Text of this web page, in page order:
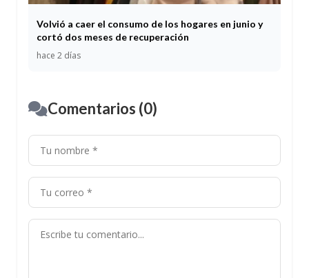
Volvió a caer el consumo de los hogares en junio y
cortó dos meses de recuperación
hace 2 días
Comentarios (0)